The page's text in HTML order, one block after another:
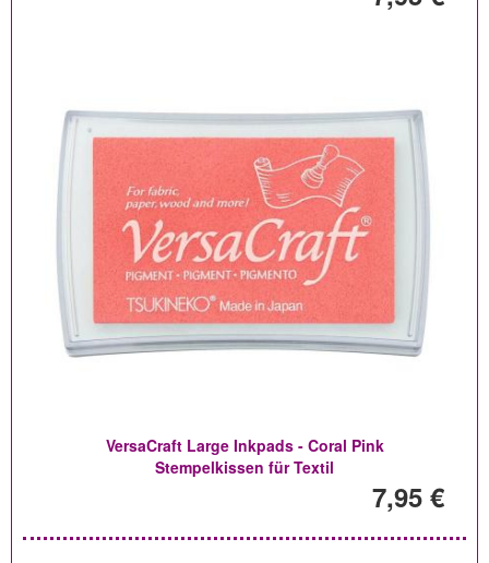
VersaCraft Large Inkpads - Coral Pink
Stempelkissen für Textil
7,95 €